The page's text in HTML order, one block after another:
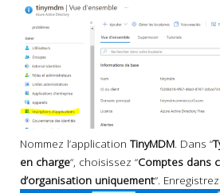
Nommez l’application TinyMDM . Dans “
en charge“, choisissez “Comptes dans
d’organisation uniquement“. Enregistrez.